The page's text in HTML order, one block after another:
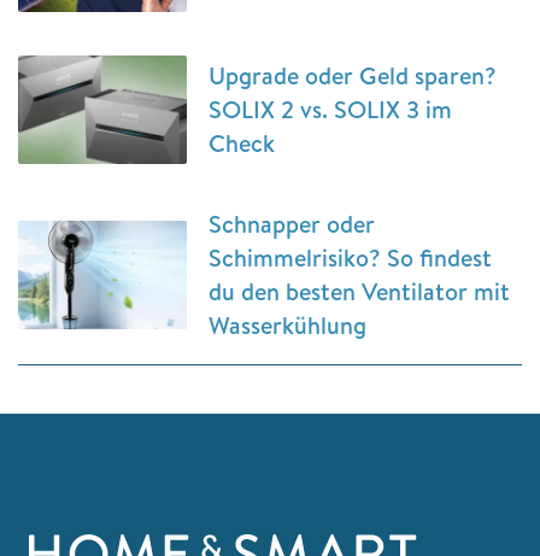
Upgrade oder Geld sparen?
SOLIX 2 vs. SOLIX 3 im
Check
Schnapper oder
Schimmelrisiko? So findest
du den besten Ventilator mit
Wasserkühlung